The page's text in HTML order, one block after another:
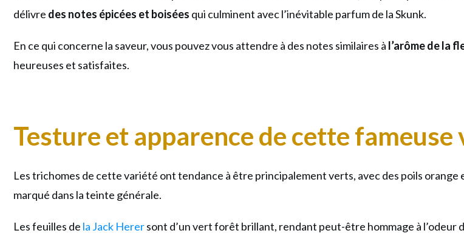
délivre des notes épicées et boisées qui culminent avec l’inévitable parfum de la Skunk.
En ce qui concerne la saveur, vous pouvez vous attendre à des notes similaires à l’arôme de la
heureuses et satisfaites.
Testure et apparence de cette fameuse
Les trichomes de cette variété ont tendance à être principalement verts, avec des poils
marqué dans la teinte générale.
Les feuilles de la Jack Herersont d’un vert forêt brillant, rendant peut-être hommage à l’odeur